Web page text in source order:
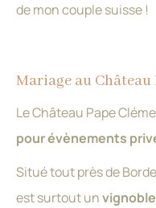
de mon couple suisse !
Mariage au Château
Le Château Pape
pour évènements
Situé tout près de
est surtout un